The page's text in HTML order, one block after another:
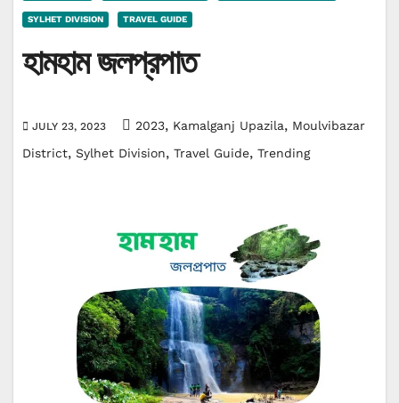
SYLHET DIVISION TRAVEL GUIDE
হামহাম জলপ্রপাত
JULY 23, 2023 2023, Kamalganj Upazila, Moulvibazar
District, Sylhet Division, Travel Guide, Trending